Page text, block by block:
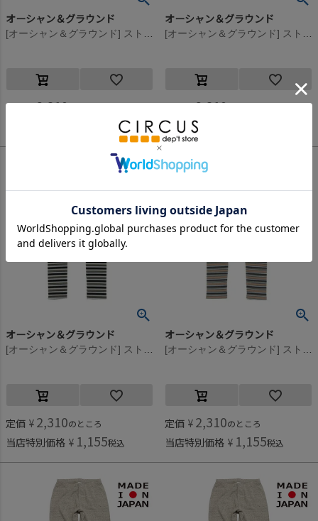
オーシャン＆グラウンド
[オーシャン＆グラウンド] ストレッチワッフルボーダーレギンス オリーブ(OL)
定価 ¥2,310
税込
オーシャン＆グラウンド
[オーシャン＆グラウンド] ストレッチワッフルボーダーレギンス グレー(GY)
定価 ¥2,310
当店特別価格
オーシャン＆グラウンド
[オーシャン＆グラウンド] ストレッチワッフルボーダーレギンス ブラック(BK)
定価 ¥ 2,310のところ
当店特別価格 ¥ 1,155税込
オーシャン＆グラウンド
[オーシャン＆グラウンド] ストレッチワッフルボーダーレギンス ベージュ(BE)
定価 ¥ 2,310のところ
当店特別価格 ¥ 1,155税込